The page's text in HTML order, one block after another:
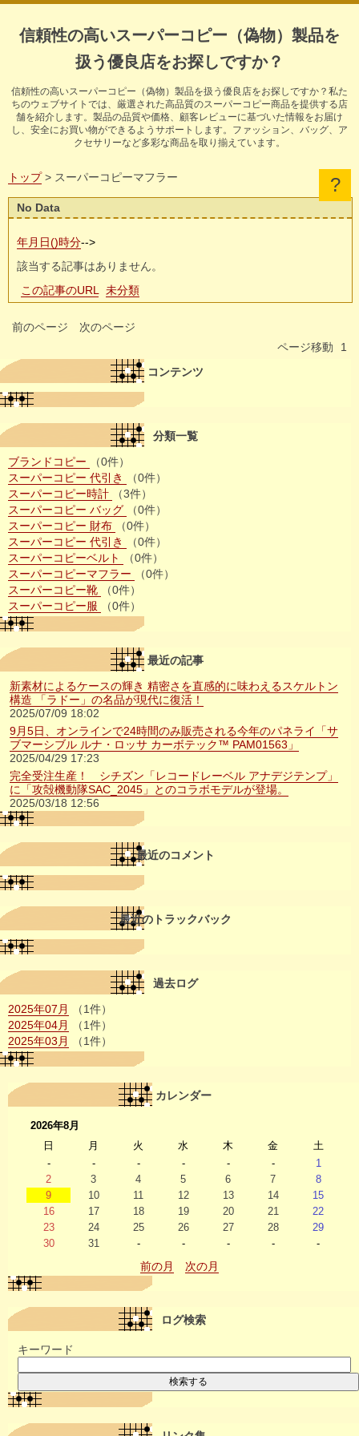
信頼性の高いスーパーコピー（偽物）製品を
扱う優良店をお探しですか？
信頼性の高いスーパーコピー（偽物）製品を扱う優良店をお探しですか？私た
ちのウェブサイトでは、厳選された高品質のスーパーコピー商品を提供する店
舗を紹介します。製品の品質や価格、顧客レビューに基づいた情報をお届け
し、安全にお買い物ができるようサポートします。ファッション、バッグ、ア
クセサリーなど多彩な商品を取り揃えています。
トップ> スーパーコピーマフラー
No Data
年月日()時分-->
該当する記事はありません。
この記事のURL 未分類
前のページ
次のページ
ページ移動
1
コンテンツ
分類一覧
ブランドコピー
（0件）
スーパーコピー 代引き
（0件）
スーパーコピー時計
（3件）
スーパーコピー バッグ
（0件）
スーパーコピー 財布
（0件）
スーパーコピー 代引き
（0件）
スーパーコピーベルト
（0件）
スーパーコピーマフラー
（0件）
スーパーコピー靴
（0件）
スーパーコピー服
（0件）
最近の記事
新素材によるケースの輝き 精密さを直感的に味わえるスケルトン
構造 「ラドー」の名品が現代に復活！
2025/07/09 18:02
9月5日、オンラインで24時間のみ販売される今年のパネライ「サ
ブマーシブル ルナ・ロッサ カーボテック™ PAM01563」
2025/04/29 17:23
完全受注生産！ シチズン「レコードレーベル アナデジテンプ」
に「攻殻機動隊SAC_2045」とのコラボモデルが登場。
2025/03/18 12:56
最近のコメント
最近のトラックバック
過去ログ
2025年07月
（1件）
2025年04月
（1件）
2025年03月
（1件）
カレンダー
2026年8月
日
月 火 水 木 金
土
-
- - - - -
1
2
3 4 5 6 7
8
9
10 11 12 13 14
15
16
17 18 19 20 21
22
23
24 25 26 27 28
29
30
31 - - - - -
前の月 次の月
ログ検索
キーワード